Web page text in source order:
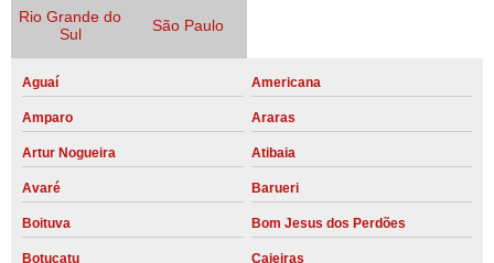
Rio Grande do
Sul
São Paulo
Aguaí Americana
Amparo Araras
Artur Nogueira Atibaia
Avaré Barueri
Boituva Bom Jesus dos Perdões
Botucatu Caieiras